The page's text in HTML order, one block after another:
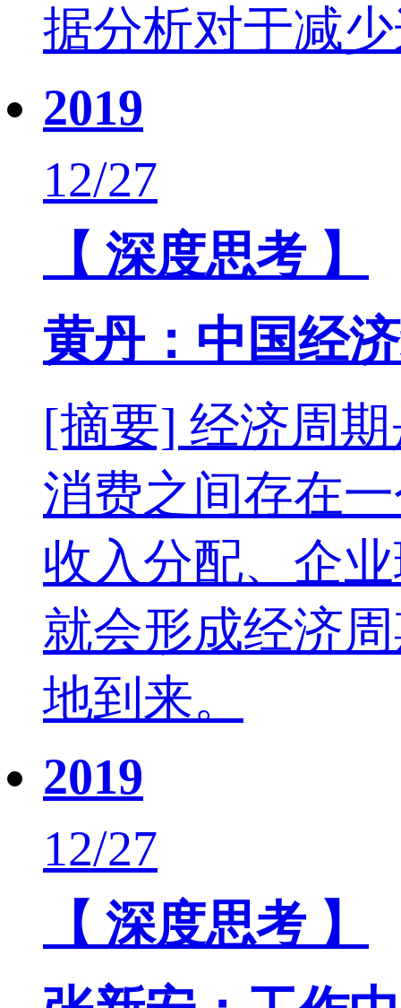
据分析对于减
2019
12/27
【 深度思考 】
黄丹：中国经
[摘要] 经济周
消费之间存在
收入分配、企
就会形成经济
地到来。
2019
12/27
【 深度思考 】